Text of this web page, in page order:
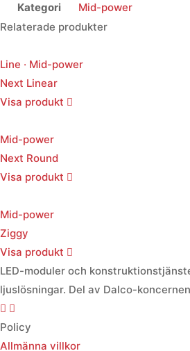
Kategori
Mid-power
Relaterade produkter
Line · Mid-power
Next Linear
Visa produkt
Mid-power
Next Round
Visa produkt
Mid-power
Ziggy
Visa produkt
LED-moduler och
ljuslösningar. Del av Dalco-
Policy
Allmänna villkor